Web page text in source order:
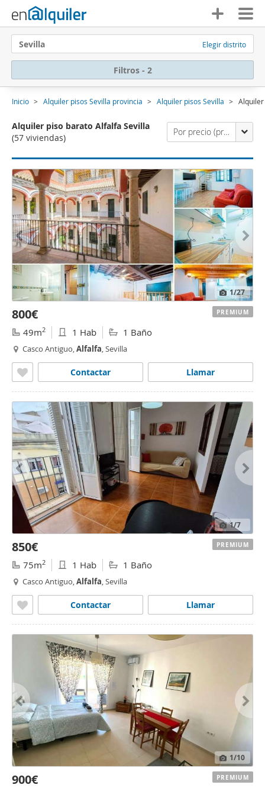
Sevilla Elegir distrito
Filtros - 2
Inicio Alquiler pisos Sevilla provincia Alquiler pisos Sevilla
Alquiler piso barato Alfalfa Sevilla
(57 viviendas)
Por precio (primero los económicos)
1/27
800€
49m2 1 Hab 1 Baño
Casco Antiguo,Alfalfa, Sevilla
Llamar
Contactar
PREMIUM
1/7
850€
75m2 1 Hab 1 Baño
Casco Antiguo,Alfalfa, Sevilla
Llamar
Contactar
PREMIUM
1/10
900€ PREMIUM